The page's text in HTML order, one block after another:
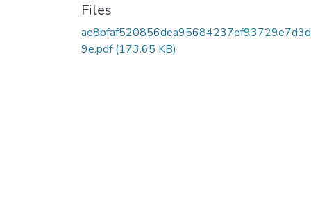
Files
9e.pdf(173.65 KB)